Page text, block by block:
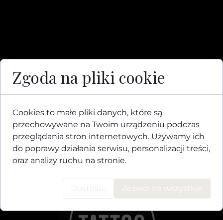
Zgoda na pliki cookie
Cookies to małe pliki danych, które są
przechowywane na Twoim urządzeniu podczas
przeglądania stron internetowych. Używamy ich
do poprawy działania serwisu, personalizacji treści,
oraz analizy ruchu na stronie.
Dostosuj Zezwól na wszystkie